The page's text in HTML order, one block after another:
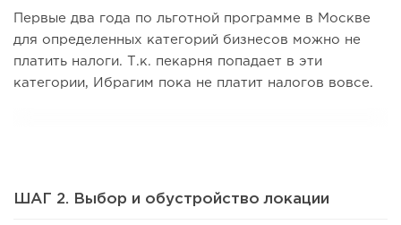
Первые два года по льготной программе в Москве
для определенных категорий бизнесов можно не
платить налоги. Т.к. пекарня попадает в эти
категории, Ибрагим пока не платит налогов вовсе.
ШАГ 2. Выбор и обустройство локации